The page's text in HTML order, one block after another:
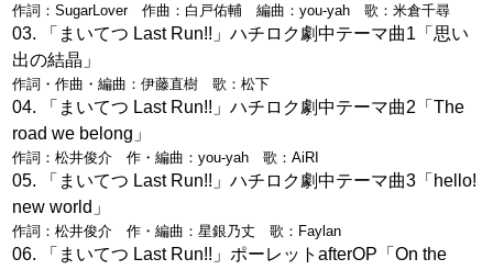
作詞：SugarLover 作曲：白戸佑輔 編曲：you-yah 歌：米倉千尋
「まいてつ Last Run!!」ハチロク劇中テーマ曲1「思い
出の結晶」
作詞・作曲・編曲：伊藤直樹 歌：松下
「まいてつ Last Run!!」ハチロク劇中テーマ曲2「The
road we belong」
作詞：松井俊介 作・編曲：you-yah 歌：AiRI
「まいてつ Last Run!!」ハチロク劇中テーマ曲3「hello!
new world」
作詞：松井俊介 作・編曲：星銀乃丈 歌：Faylan
「まいてつ Last Run!!」ポーレットafterOP「On the